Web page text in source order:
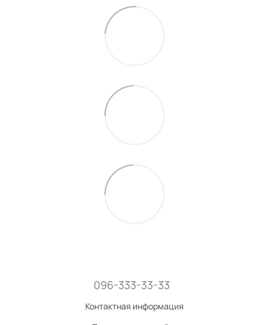
096-333-33-33
Контактная информация